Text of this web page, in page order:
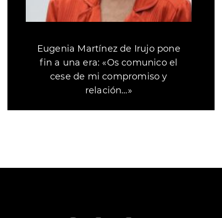
Eugenia Martínez de Irujo pone
fin a una era: «Os comunico el
cese de mi compromiso y
relación…»